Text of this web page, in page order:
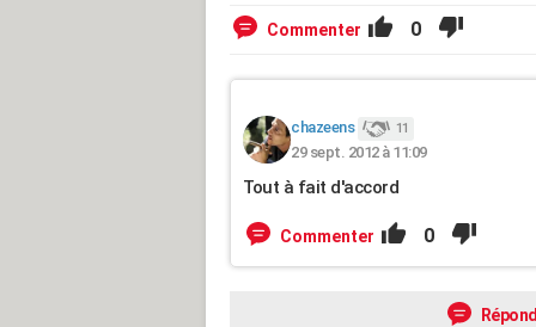
Commenter 0
chazeens 11
29 sept. 2012 à 11:09
Tout à fait d'accord
Commenter 0